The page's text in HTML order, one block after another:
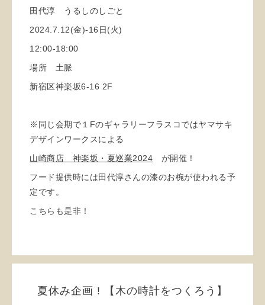
田代淳 うるしのしごと
2024.7.12(金)-16日(火)
12:00-18:00
場所 土脈
新宿区神楽坂6-16 2F
※同じ会期で１Fのギャラリーフラスコではヤマサキ
デザインワークスによる
山崎商店 神楽坂・夏巡業2024 が開催！
フード提供時には田代淳さんの漆のお椀が使われる予
定です。
こちらも是非！
夏休み企画 ! 【木の時計をつくろう】